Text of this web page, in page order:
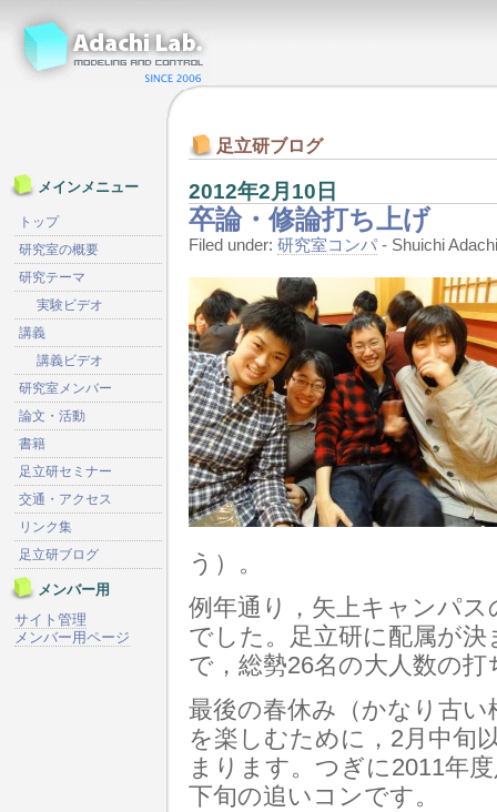
足立研ブログ
2012年2月10日
卒論・修論打ち上げ
Filed under: 研究室コンパ - Shuichi
う）。
例年通り，矢上キャンパ
でした。足立研に配属が
で，総勢26名の大人数の
最後の春休み（かなり古
を楽しむために，2月中旬
まります。つぎに2011年
下旬の追いコンです。
メインメニュー
トップ
研究室の概要
研究テーマ
実験ビデオ
講義
講義ビデオ
研究室メンバー
論文・活動
書籍
足立研セミナー
交通・アクセス
リンク集
足立研ブログ
メンバー用
サイト管理
メンバー用ページ